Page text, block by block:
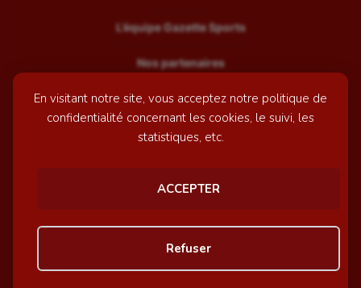
En visitant notre site, vous acceptez notre politique de
confidentialité concernant les cookies, le suivi, les
statistiques, etc.
ACCEPTER
Refuser
L’équipe Gazette Sports
Nos partenaires
Recrutement
Mentions légales
© GazetteSports - 2026 | Site internet réalisé par
Awelty